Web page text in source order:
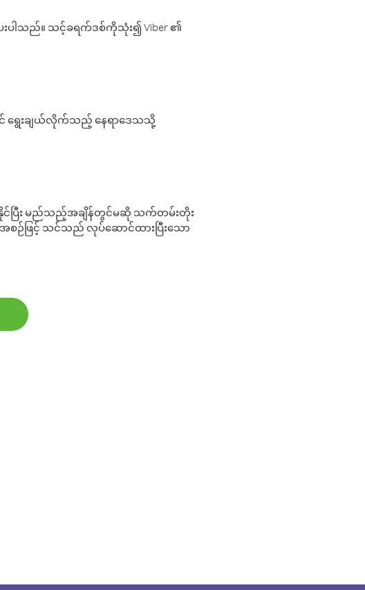
ါသည်။ သင့်ခရက်ဒစ်ကိုသုံး၍ Viber ၏
င် ရွေးချယ်လိုက်သည့် နေရာဒေသသို့
ပ်နိုင်ပြီး မည်သည့်အချိန်တွင်မဆို သက်တမ်းတိုး
ဉ်ဖြင့် သင်သည် လုပ်ဆောင်ထားပြီးသော